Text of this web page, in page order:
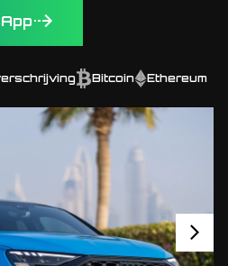
Bitcoin
Ethereum